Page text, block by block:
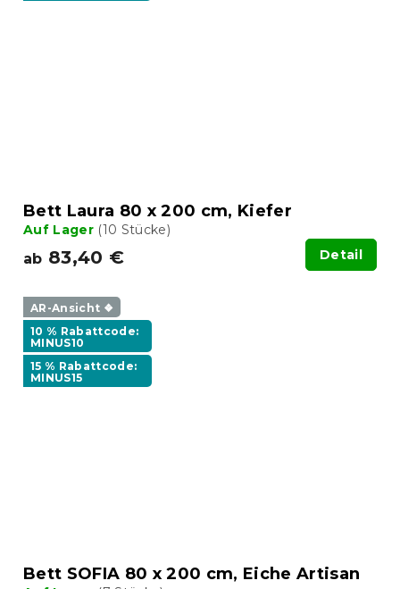
Bett Laura 80 x 200 cm, Kiefer
Auf Lager (10 Stücke)
ab 83,40 € Detail
AR-Ansicht ❖
10 % Rabattcode:
MINUS10
15 % Rabattcode:
MINUS15
Bett SOFIA 80 x 200 cm, Eiche Artisan